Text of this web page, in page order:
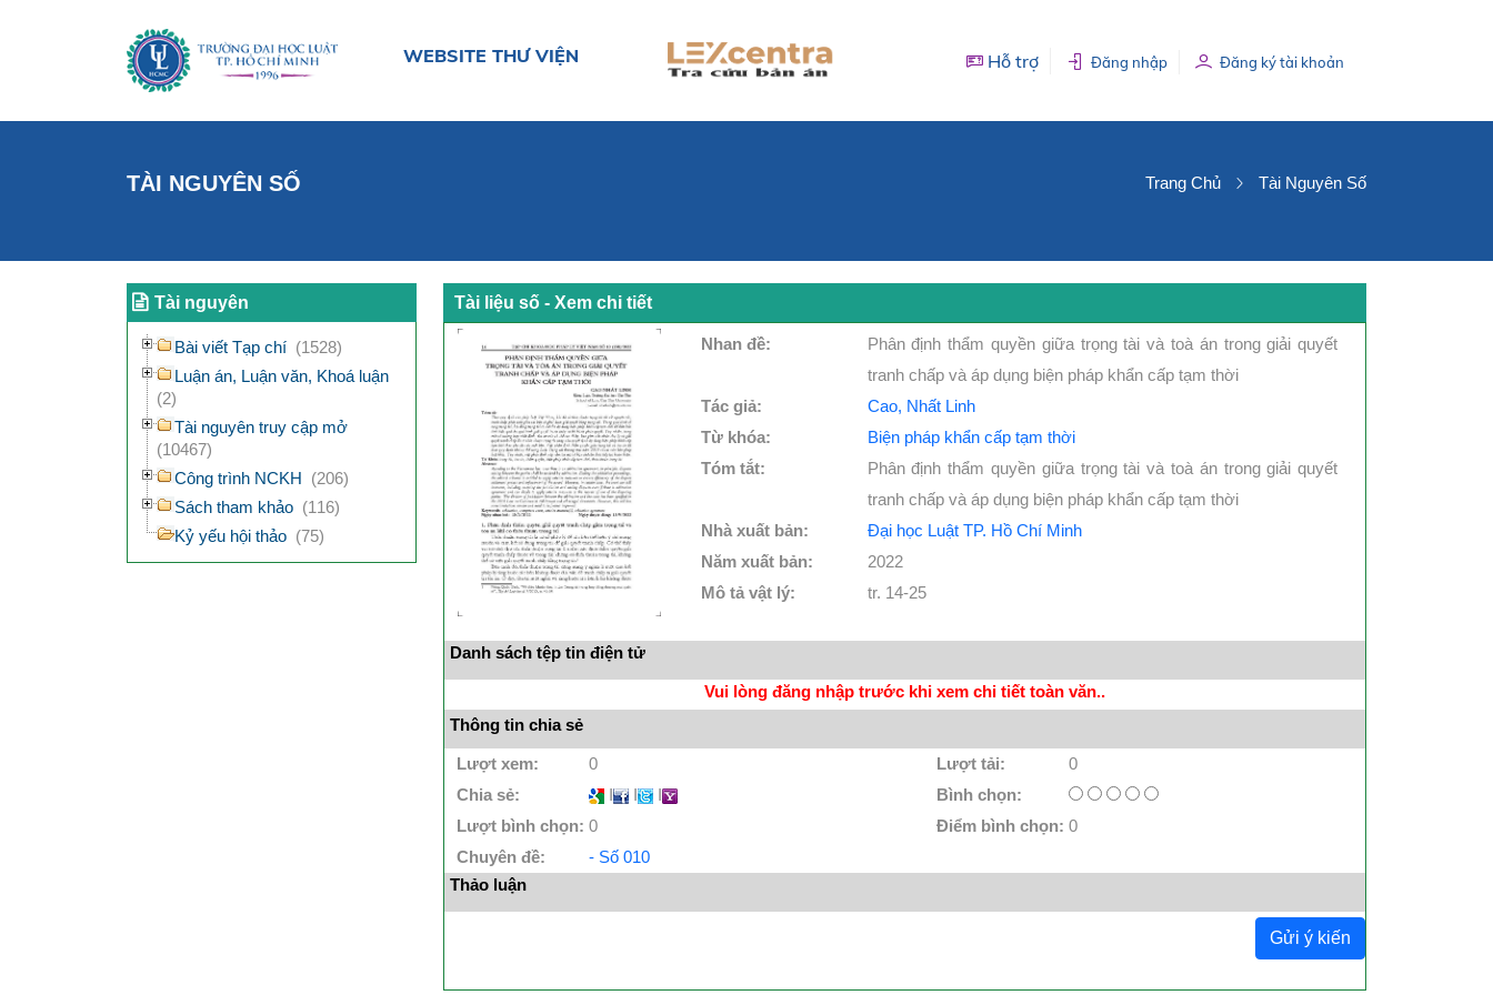
WEBSITE THƯ VIỆN Hỗ trợ Đăng nhập Đăng ký tài khoản
TÀI NGUYÊN SỐ Trang Chủ Tài Nguyên Số
Tài nguyên
Bài viết Tạp chí (1528)
Luận án, Luận văn, Khoá luận
(2)
Tài nguyên truy cập mở
(10467)
Công trình NCKH (206)
Sách tham khảo (116)
Kỷ yếu hội thảo (75)
Tài liệu số - Xem chi tiết
Nhan đề:
Phân định thẩm quyền giữa trọng tài và toà án trong giải quyết
tranh chấp và áp dụng biện pháp khẩn cấp tạm thời
Tác giả:
Cao, Nhất Linh
Từ khóa:
Biện pháp khẩn cấp tạm thời
Tóm tắt:
Phân định thẩm quyền giữa trọng tài và toà án trong giải quyết
tranh chấp và áp dụng biện pháp khẩn cấp tạm thời
Nhà xuất bản:
Đại học Luật TP. Hồ Chí Minh
Năm xuất bản:
2022
Mô tả vật lý:
tr. 14-25
Danh sách tệp tin điện tử
Vui lòng đăng nhập trước khi xem chi tiết toàn văn..
Thông tin chia sẻ
Lượt xem: 0 Lượt tải:
0
Chia sẻ:
I I I
Bình chọn:
Lượt bình chọn: 0 Điểm bình chọn: 0
Chuyên đề:
- Số 010
Thảo luận
Gửi ý kiến